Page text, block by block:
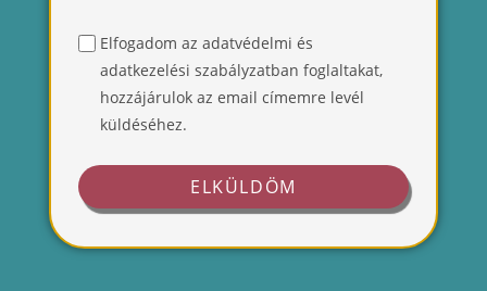
Elfogadom az adatvédelmi és
adatkezelési szabályzatban foglaltakat,
hozzájárulok az email címemre levél
küldéséhez.
ELKÜLDÖM